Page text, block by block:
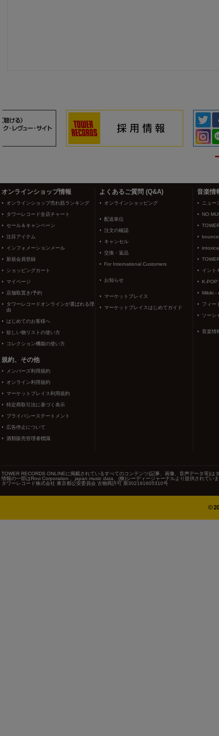
オンラインショップ情報
オンラインショップ売れ筋ランキング
タワーレコード全店チャート
セール＆キャンペーン
注目アイテム
インフォメーションメール
新規会員登録
ショッピングカート
マイページ
店舗取置き/予約
タワーレコードオンラインが選ばれる理
由
はじめてのお客様へ
欲しい物リストの使い方
コレクション機能の使い方
規約、その他
メンバーズ利用規約
オンライン利用規約
マーケットプレイス利用規約
特定商取引法に基づく表示
プライバシーステートメント
広告停止について
酒類販売管理者標識
よくあるご質問 (Q&A)
オンラインショッピング
配送単位
注文の確認
キャンセル
交換・返品
For International Customers
お知らせ
マーケットプレイス
マーケットプレイスはじめてガイド
音楽情
ニュー
NO
bounce
イント
K-POP
Mikiki -
フィー
ソーシ
音楽情
TOWER RECORDS ONLINEに掲載されているすべてのコンテンツ(記事、画像、音声データ等)
情報の一部はRovi Corporation.、japan music data、(株)シーディージャーナルより提供されてい
タワーレコード株式会社 東京都公安委員会 古物商許可 第302191605310号